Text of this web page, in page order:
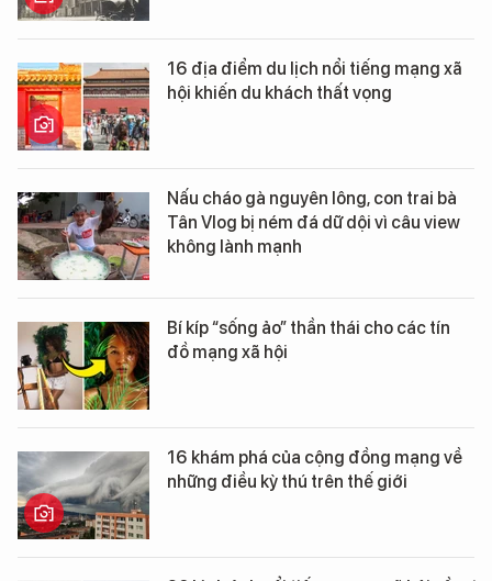
16 địa điểm du lịch nổi tiếng mạng xã
hội khiến du khách thất vọng
Nấu cháo gà nguyên lông, con trai bà
Tân Vlog bị ném đá dữ dội vì câu view
không lành mạnh
Bí kíp “sống ảo” thần thái cho các tín
đồ mạng xã hội
16 khám phá của cộng đồng mạng về
những điều kỳ thú trên thế giới